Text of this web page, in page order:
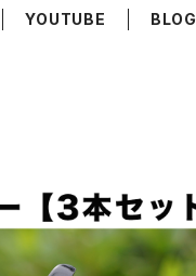
YOUTUBE BLOG